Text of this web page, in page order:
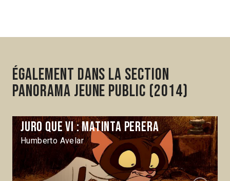
Également dans la section
Panorama Jeune Public (2014)
Juro que vi : Matinta Perera
Humberto Avelar